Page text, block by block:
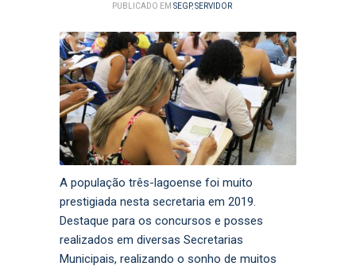
PUBLICADO EM SEGP,SERVIDOR
A população três-lagoense foi muito
prestigiada nesta secretaria em 2019.
Destaque para os concursos e posses
realizados em diversas Secretarias
Municipais, realizando o sonho de muitos